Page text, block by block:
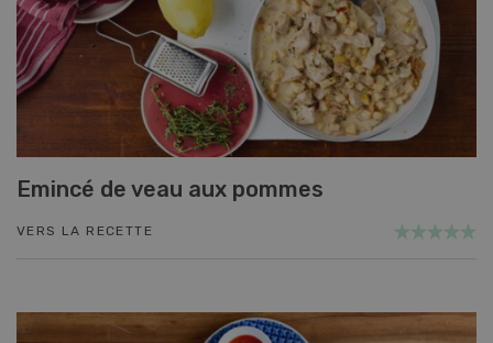
Emincé de veau aux pommes
VERS LA RECETTE